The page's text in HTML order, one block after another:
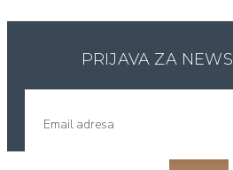
PRIJAVA ZA